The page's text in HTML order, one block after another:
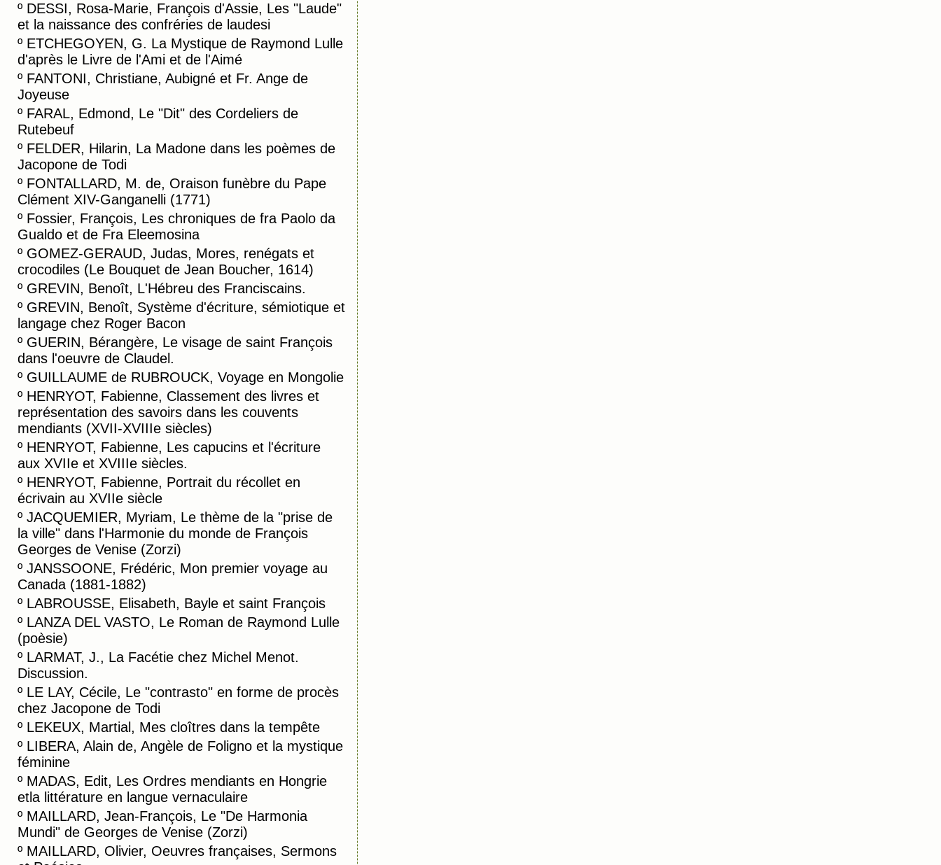
º DESSI, Rosa-Marie, François d'Assie, Les "Laude"
et la naissance des confréries de laudesi
º ETCHEGOYEN, G. La Mystique de Raymond Lulle
d'après le Livre de l'Ami et de l'Aimé
º FANTONI, Christiane, Aubigné et Fr. Ange de
Joyeuse
º FARAL, Edmond, Le "Dit" des Cordeliers de
Rutebeuf
º FELDER, Hilarin, La Madone dans les poèmes de
Jacopone de Todi
º FONTALLARD, M. de, Oraison funèbre du Pape
Clément XIV-Ganganelli (1771)
º Fossier, François, Les chroniques de fra Paolo da
Gualdo et de Fra Eleemosina
º GOMEZ-GERAUD, Judas, Mores, renégats et
crocodiles (Le Bouquet de Jean Boucher, 1614)
º GREVIN, Benoît, L'Hébreu des Franciscains.
º GREVIN, Benoît, Système d'écriture, sémiotique et
langage chez Roger Bacon
º GUERIN, Bérangère, Le visage de saint François
dans l'oeuvre de Claudel.
º GUILLAUME de RUBROUCK, Voyage en Mongolie
º HENRYOT, Fabienne, Classement des livres et
représentation des savoirs dans les couvents
mendiants (XVII-XVIIIe siècles)
º HENRYOT, Fabienne, Les capucins et l'écriture
aux XVIIe et XVIIIe siècles.
º HENRYOT, Fabienne, Portrait du récollet en
écrivain au XVIIe siècle
º JACQUEMIER, Myriam, Le thème de la "prise de
la ville" dans l'Harmonie du monde de François
Georges de Venise (Zorzi)
º JANSSOONE, Frédéric, Mon premier voyage au
Canada (1881-1882)
º LABROUSSE, Elisabeth, Bayle et saint François
º LANZA DEL VASTO, Le Roman de Raymond Lulle
(poèsie)
º LARMAT, J., La Facétie chez Michel Menot.
Discussion.
º LE LAY, Cécile, Le "contrasto" en forme de procès
chez Jacopone de Todi
º LEKEUX, Martial, Mes cloîtres dans la tempête
º LIBERA, Alain de, Angèle de Foligno et la mystique
féminine
º MADAS, Edit, Les Ordres mendiants en Hongrie
etla littérature en langue vernaculaire
º MAILLARD, Jean-François, Le "De Harmonia
Mundi" de Georges de Venise (Zorzi)
º MAILLARD, Olivier, Oeuvres françaises, Sermons